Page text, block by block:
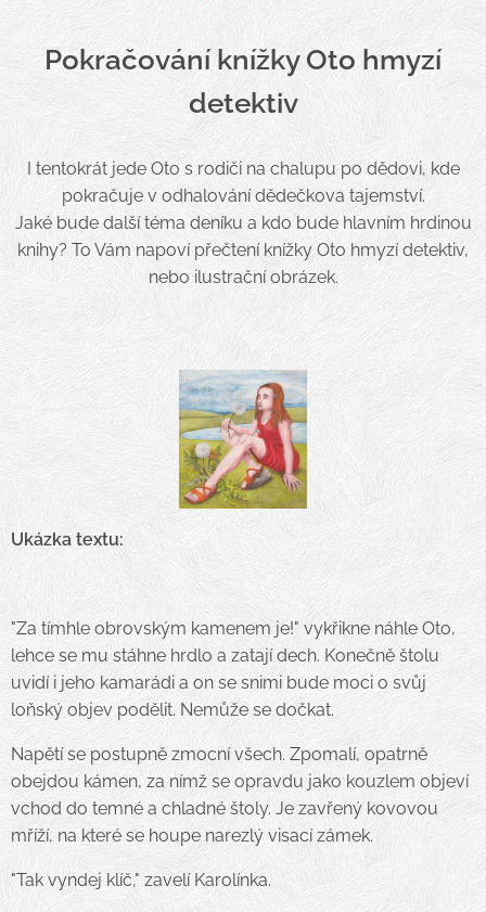
Pokračování knížky Oto hmyzí
detektiv
I tentokrát jede Oto s rodiči na chalupu po dědovi, kde
pokračuje v odhalování dědečkova tajemství.
Jaké bude další téma deníku a kdo bude hlavním hrdinou
knihy? To Vám napoví přečtení knížky Oto hmyzí detektiv,
nebo ilustrační obrázek.
Ukázka textu:
"Za tímhle obrovským kamenem je!" vykřikne náhle Oto,
lehce se mu stáhne hrdlo a zatají dech. Konečně štolu
uvidí i jeho kamarádi a on se snimi bude moci o svůj
loňský objev podělit. Nemůže se dočkat.
Napětí se postupně zmocní všech. Zpomalí, opatrně
obejdou kámen, za nímž se opravdu jako kouzlem objeví
vchod do temné a chladné štoly. Je zavřený kovovou
mříží, na které se houpe narezlý visací zámek.
"Tak vyndej klíč," zavelí Karolínka.